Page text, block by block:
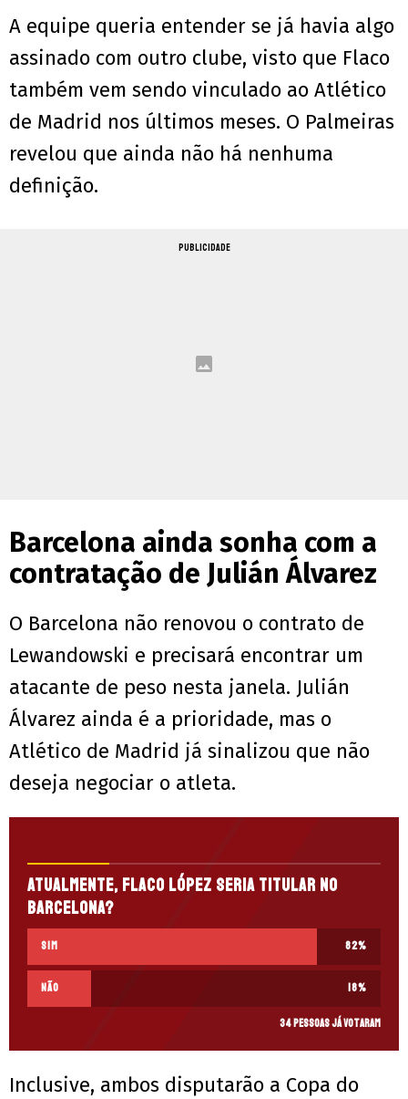
A equipe queria entender se já havia algo
assinado com outro clube, visto que Flaco
também vem sendo vinculado ao Atlético
de Madrid nos últimos meses. O Palmeiras
revelou que ainda não há nenhuma
definição.
PUBLICIDADE
Barcelona ainda sonha com a
contratação de Julián Álvarez
O Barcelona não renovou o contrato de
Lewandowski e precisará encontrar um
atacante de peso nesta janela. Julián
Álvarez ainda é a prioridade, mas o
Atlético de Madrid já sinalizou que não
deseja negociar o atleta.
Atualmente, Flaco López seria titular no
Barcelona?
Sim 82%
Não 18%
34 pessoas já votaram
Inclusive, ambos disputarão a Copa do